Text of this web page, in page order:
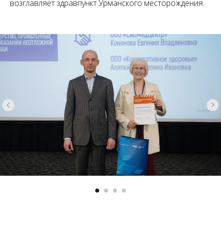
возглавляет здравпункт Урманского месторождения.